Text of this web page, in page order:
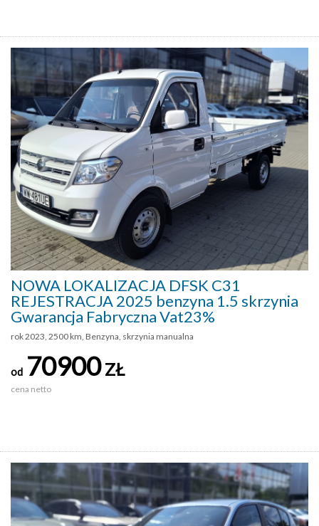
NOWA LOKALIZACJA DFSK C31
REJESTRACJA 2025 benzyna 1.5 skrzynia
Gwarancja Fabryczna Vat23%
rok 2023, 2500 km, Benzyna, skrzynia manualna
od 70900ZŁ
cena netto